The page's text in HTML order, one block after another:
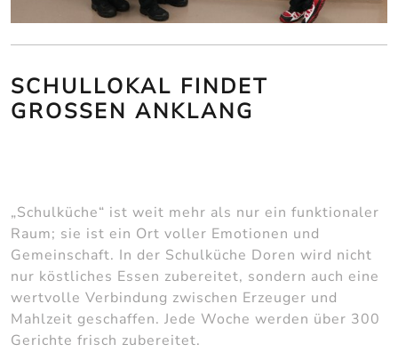
SCHULLOKAL FINDET
GROSSEN ANKLANG
„Schulküche“ ist weit mehr als nur ein funktionaler
Raum; sie ist ein Ort voller Emotionen und
Gemeinschaft. In der Schulküche Doren wird nicht
nur köstliches Essen zubereitet, sondern auch eine
wertvolle Verbindung zwischen Erzeuger und
Mahlzeit geschaffen. Jede Woche werden über 300
Gerichte frisch zubereitet.